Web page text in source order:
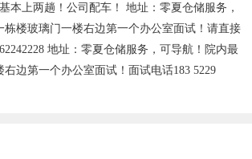
本上两趟！公司配车！ 地址：零夏仓储服务，
栋楼玻璃门一楼右边第一个办公室面试！请直接
地址：零夏仓储服务，可导航！院内最
边第一个办公室面试！面试电话183 5229